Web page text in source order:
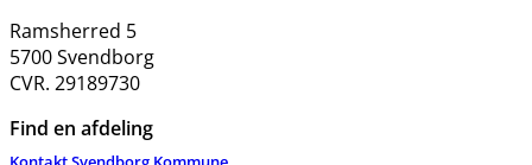
Ramsherred 5
5700 Svendborg
CVR. 29189730
Find en afdeling